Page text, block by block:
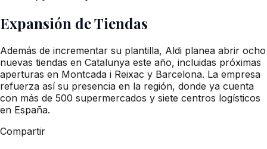
Expansión de Tiendas
Además de incrementar su plantilla, Aldi planea abrir ocho
nuevas tiendas en Catalunya este año, incluidas próximas
aperturas en Montcada i Reixac y Barcelona. La empresa
refuerza así su presencia en la región, donde ya cuenta
con más de 500 supermercados y siete centros logísticos
en España.
Compartir